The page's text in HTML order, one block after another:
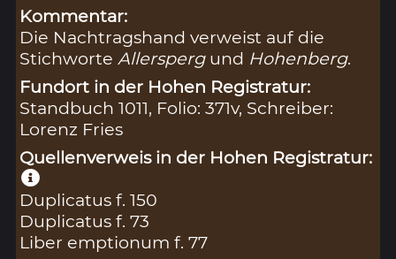
Kommentar:
Die Nachtragshand verweist auf die
StichworteAllerspergund Hohenberg.
Fundort in der Hohen Registratur:
Standbuch 1011, Folio: 371v, Schreiber:
Lorenz Fries
Quellenverweis in der Hohen Registratur:
Duplicatus f. 150
Duplicatus f. 73
Liber emptionum f. 77